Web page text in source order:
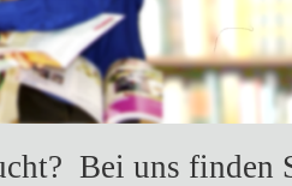
Bei uns finden